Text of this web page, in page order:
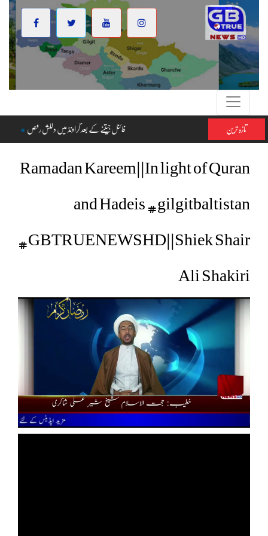
تازہ ترین فائنل جیتنے کے بعد گراونڈ میں
Ramadan Kareem||In light of Quran
and Hadeis #gilgitbaltistan
#GBTRUENEWSHD||Shiek Shair
Ali Shakiri